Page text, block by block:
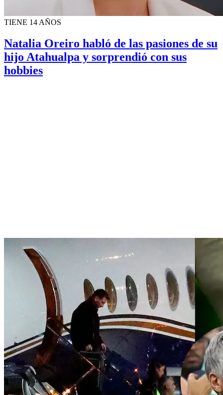
TIENE 14 AÑOS
Natalia Oreiro habló de las pasiones de su
hijo Atahualpa y sorprendió con sus
hobbies